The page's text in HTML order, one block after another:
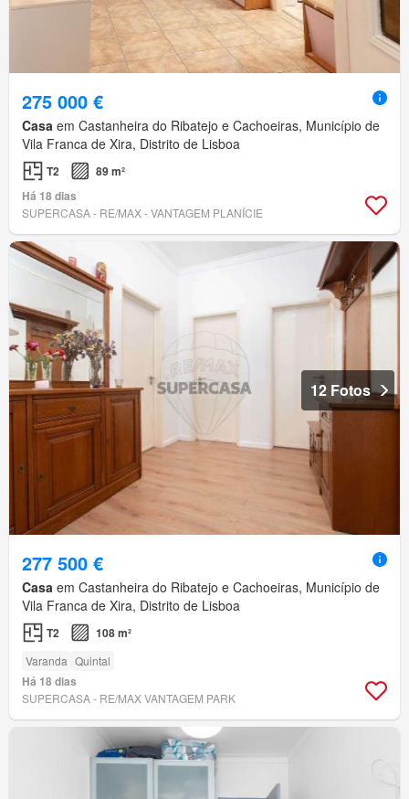
275 000 €
Casa em Castanheira do Ribatejo e Cachoeiras, Município de
Vila Franca de Xira, Distrito de Lisboa
T2
89 m²
Há 18 dias
SUPERCASA - RE/MAX - VANTAGEM PLANÍCIE
12 Fotos
277 500 €
Casa em Castanheira do Ribatejo e Cachoeiras, Município de
Vila Franca de Xira, Distrito de Lisboa
T2 108 m²
Varanda Quintal
Há 18 dias
SUPERCASA - RE/MAX VANTAGEM PARK